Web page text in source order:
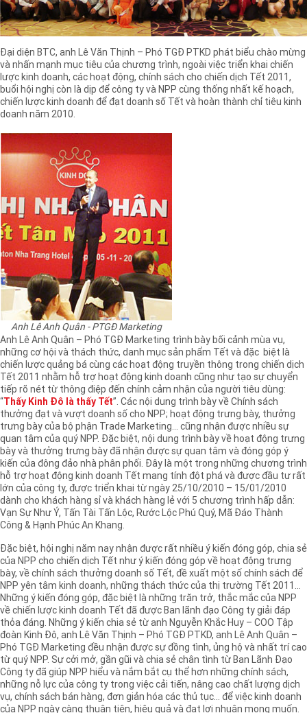
Đại diện BTC, anh Lê Văn Thịnh – Phó TGĐ PTKD phát biểu chào mừng
và nhấn mạnh mục tiêu của chương trình, ngoài việc triển khai chiến
lược kinh doanh, các hoạt động, chính sách cho chiến dịch Tết 2011,
buổi hội nghị còn là dịp để công ty và NPP cùng thống nhất kế hoạch,
chiến lược kinh doanh để đạt doanh số Tết và hoàn thành chỉ tiêu kinh
doanh năm 2010.
Anh Lê Anh Quân - PTGĐ Marketing
Anh Lê Anh Quân – Phó TGĐ Marketing trình bày bối cảnh mùa vụ,
những cơ hội và thách thức, danh mục sản phẩm Tết và đặc biệt là
chiến lược quảng bá cùng các hoạt động truyền thông trong chiến dịch
Tết 2011 nhằm hỗ trợ hoạt động kinh doanh cũng như tạo sự chuyển
tiếp rõ nét từ thông điệp đến chính cảm nhận của người tiêu dùng:
“ Thấy Kinh Đô là thấy Tết”. Các nội dung trình bày về Chính sách
thưởng đạt và vượt doanh số cho NPP; hoạt động trưng bày, thưởng
trưng bày của bộ phận Trade Marketing... cũng nhận được nhiều sự
quan tâm của quý NPP. Đặc biệt, nội dung trình bày về hoạt động trưng
bày và thưởng trưng bày đã nhận được sự quan tâm và đóng góp ý
kiến của đông đảo nhà phân phối. Đây là một trong những chương trình
hỗ trợ hoạt động kinh doanh Tết mang tính đột phá và được đầu tư rất
lớn của công ty, được triển khai từ ngày 25/10/2010 – 15/01/2010
dành cho khách hàng sỉ và khách hàng lẻ với 5 chương trình hấp dẫn:
Vạn Sự Như Ý, Tấn Tài Tấn Lộc, Rước Lộc Phú Quý, Mã Đáo Thành
Công & Hạnh Phúc An Khang.
Đặc biệt, hội nghị năm nay nhận được rất nhiều ý kiến đóng góp, chia sẻ
của NPP cho chiến dịch Tết như ý kiến đóng góp về hoạt động trưng
bày, về chính sách thưởng doanh số Tết, đề xuất một số chính sách để
NPP yên tâm kinh doanh, những thách thức của thị trường Tết 2011...
Những ý kiến đóng góp, đặc biệt là những trăn trở, thắc mắc của NPP
về chiến lược kinh doanh Tết đã được Ban lãnh đạo Công ty giải đáp
thỏa đáng. Những ý kiến chia sẻ từ anh Nguyễn Khắc Huy – COO Tập
đoàn Kinh Đô, anh Lê Văn Thịnh – Phó TGĐ PTKD, anh Lê Anh Quân –
Phó TGĐ Marketing đều nhận được sự đồng tình, ủng hộ và nhất trí cao
từ quý NPP. Sự cởi mở, gần gũi và chia sẻ chân tình từ Ban Lãnh Đạo
Công ty đã giúp NPP hiểu và nắm bắt cụ thể hơn những chính sách,
những nỗ lực của công ty trong việc cải tiến, nâng cao chất lượng dịch
vụ, chính sách bán hàng, đơn giản hóa các thủ tục... để việc kinh doanh
của NPP ngày càng thuận tiện, hiệu quả và đạt lợi nhuận mong muốn.